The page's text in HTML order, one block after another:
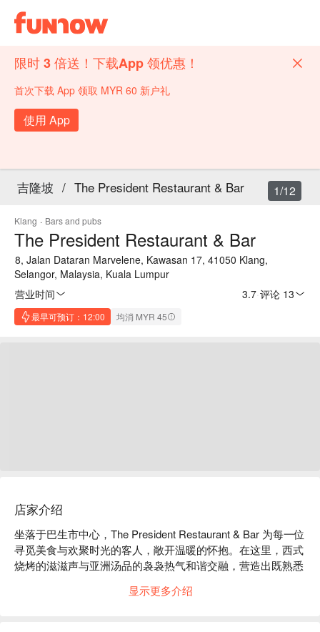
限时 3 倍送！下载App 领优惠！
首次下载 App 领取 MYR 60 新户礼
使用 App
吉隆坡 / The President Restaurant & Bar
Klang · Bars and pubs
The President Restaurant & Bar
8, Jalan Dataran Marvelene, Kawasan 17, 41050 Klang,
Selangor, Malaysia, Kuala Lumpur
营业时间
3.7· 评论 13
最早可预订：12:00 均消 MYR 45
1/12
店家介绍
坐落于巴生市中心，The President Restaurant & Bar 为每一位
寻觅美食与欢聚时光的客人，敞开温暖的怀抱。在这里，西式
烧烤的滋滋声与亚洲汤品的袅袅热气和谐交融，营造出既熟悉
夜晚更有深情的现场音乐为之点缀—为温馨舒适的相聚之夜，
显示更多介绍